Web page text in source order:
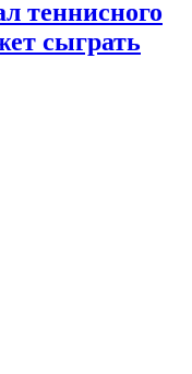
теннисного
сыграть